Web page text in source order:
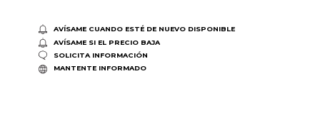
AVÍSAME CUANDO ESTÉ DE NUEVO DISPONIBLE
AVÍSAME SI EL PRECIO BAJA
SOLICITA INFORMACIÓN
MANTENTE INFORMADO